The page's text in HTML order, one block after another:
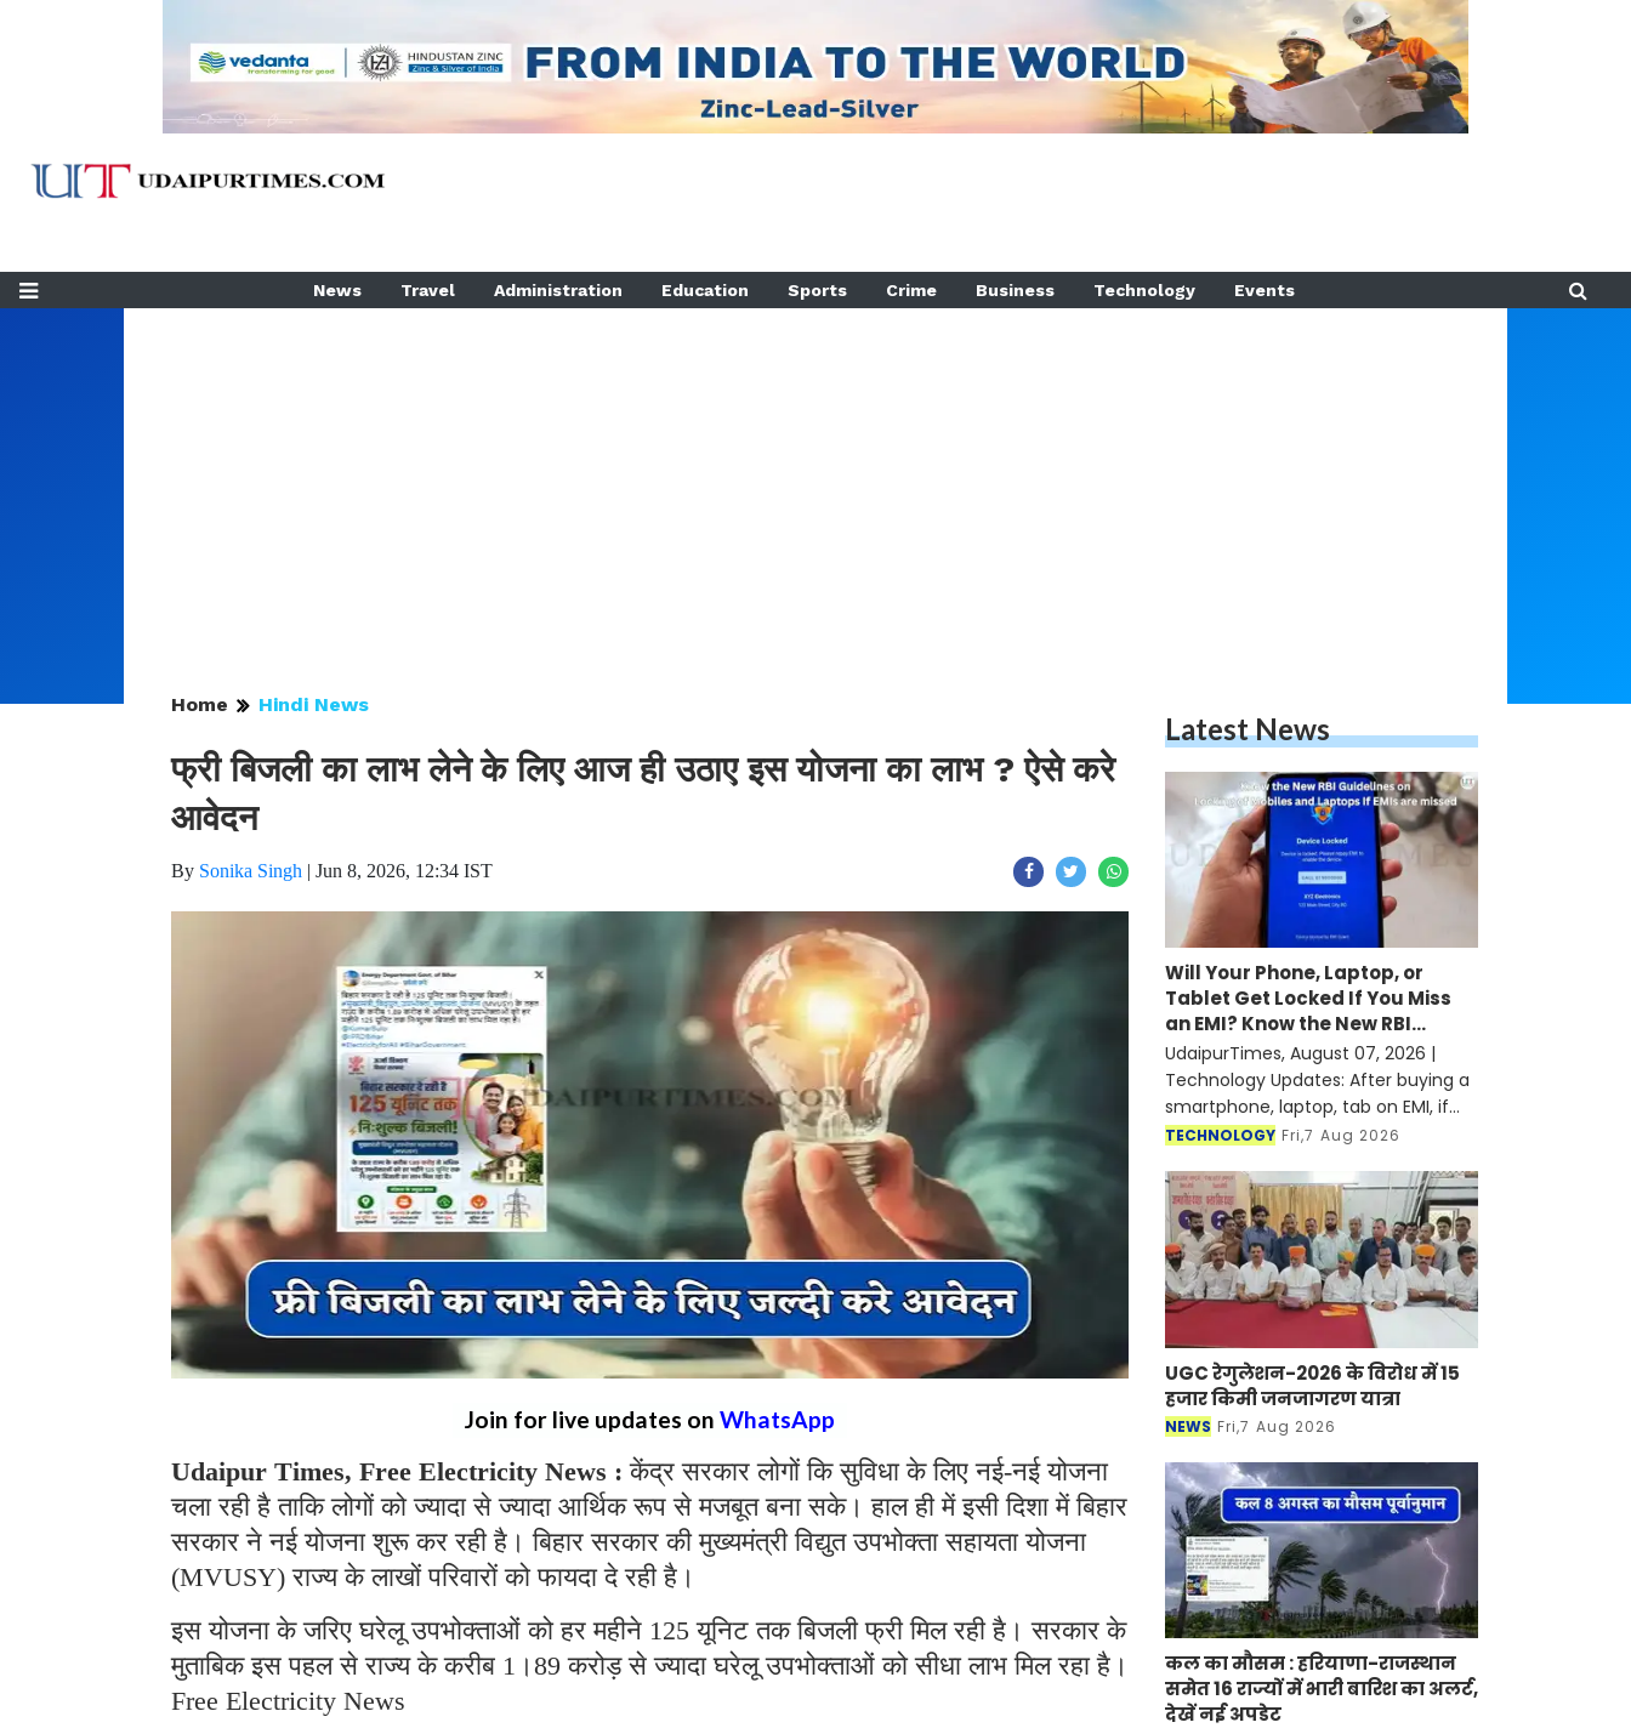
News Travel Administration Education Sports Crime Business Technology Events
Home Hindi News
फ्री बिजली का लाभ लेने के लिए आज ही उठाए इस योजना का लाभ ? ऐसे करे
आवेदन
By Sonika Singh | Jun 8, 2026, 12:34 IST
Join for live updates on WhatsApp
Udaipur Times, Free Electricity News : केंद्र सरकार लोगों कि सुविधा के लिए नई-नई योजना
चला रही है ताकि लोगों को ज्यादा से ज्यादा आर्थिक रूप से मजबूत बना सके। हाल ही में इसी दिशा में बिहार
सरकार ने नई योजना शुरू कर रही है। बिहार सरकार की मुख्यमंत्री विद्युत उपभोक्ता सहायता योजना
(MVUSY) राज्य के लाखों परिवारों को फायदा दे रही है।
इस योजना के जरिए घरेलू उपभोक्ताओं को हर महीने 125 यूनिट तक बिजली फ्री मिल रही है। सरकार के
मुताबिक इस पहल से राज्य के करीब 1।89 करोड़ से ज्यादा घरेलू उपभोक्ताओं को सीधा लाभ मिल रहा है।
Free Electricity News
Latest News
Will Your Phone, Laptop, or
Tablet Get Locked If You Miss
an EMI? Know the New RBI
Guidelines
UdaipurTimes, August 07, 2026 |
Technology Updates: After buying a
smartphone, laptop, tab on EMI, if
someone misses their EMI in any
concerned finance company or
bank is l
TECHNOLOGY Fri,7 Aug 2026
UGC रेगुलेशन-2026 के विरोध में 15
हजार किमी जनजागरण यात्रा
NEWS Fri,7 Aug 2026
कल का मौसम : हरियाणा-राजस्थान
समेत 16 राज्यों में भारी बारिश का अलर्ट,
देखें नई अपडेट